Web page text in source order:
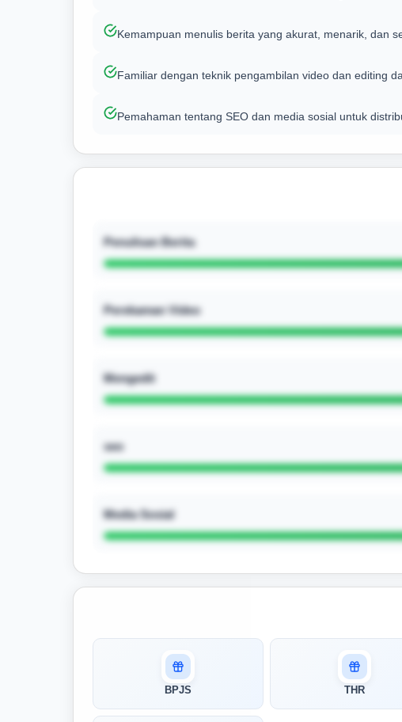
Kemampuan menulis berita yang akurat, menarik, dan
Familiar dengan teknik pengambilan video dan editing
Pemahaman tentang SEO dan media sosial untuk
Penulisan Berita
Perekaman Video
Mengedit
seo
Media Sosial
pertandingan AI Anda
AI kami menganalisis profil Anda dan
menunjukkan seberapa cocok keahlian
BPJS THR